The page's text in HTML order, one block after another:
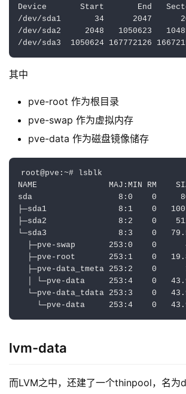
Device       Start       End
/dev/sda1       34      2047
/dev/sda2     2048   1050623
其中
pve-root 作为根目录
pve-swap 作为虚拟内存
pve-data 作为磁盘镜像储存
root@pve:~# lsblk
NAME               MAJ:MIN RM    SIZE
sda                  8:0    0
├─sda1               8:1    0
├─sda2               8:2    0
└─sda3               8:3    0
├─pve-swap       253:0    0
├─pve-root       253:1    0
├─pve-data_tmeta 253:2    0
│ └─pve-data     253:4    0
└─pve-data_tdata 253:3    0
└─pve-data     253:4    0
lvm-data
而LVM之中，还建了一个thinpool，名为